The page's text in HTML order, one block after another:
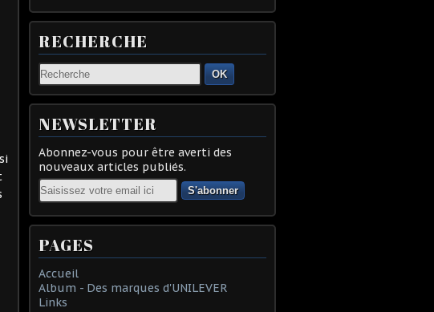
RECHERCHE
OK
NEWSLETTER
Abonnez-vous pour être averti des
nouveaux articles publiés.
Email
PAGES
Accueil
Album - Des marques d'UNILEVER
Links